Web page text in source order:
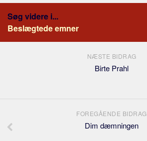
Hjælp
Søg videre i...
Beslægtede emner
NÆSTE BIDRAG
Birte Prahl
FOREGÅENDE BIDRAG
Dim dæmningen